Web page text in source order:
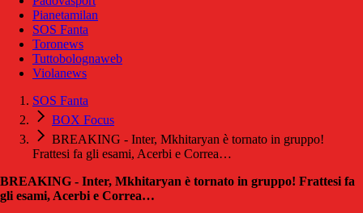
Pianetamilan
SOS Fanta
Toronews
Tuttobolognaweb
Violanews
SOS Fanta
BOX Focus
BREAKING - Inter, Mkhitaryan è tornato in gruppo!
Frattesi fa gli esami, Acerbi e Correa…
BREAKING - Inter, Mkhitaryan è tornato in gruppo! Frattesi fa
gli esami, Acerbi e Correa…